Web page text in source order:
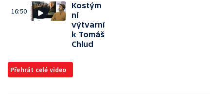
16:50
Kostým
ní
výtvarní
k Tomáš
Chlud
Přehrát celé video